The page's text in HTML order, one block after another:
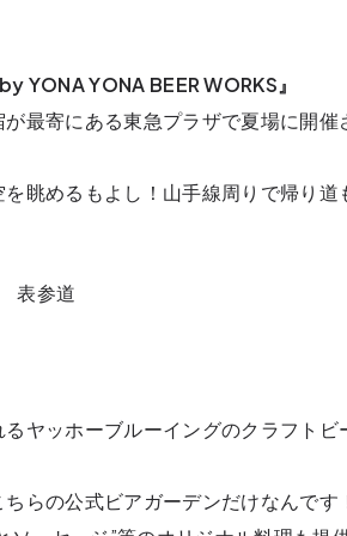
YONA YONA BEER WORKS』
最寄にある東急プラザで夏場に開催
眺めるもよし！山手線周りで帰り道
るヤッホーブルーイングのクラフト
らの公式ビアガーデンだけなんです